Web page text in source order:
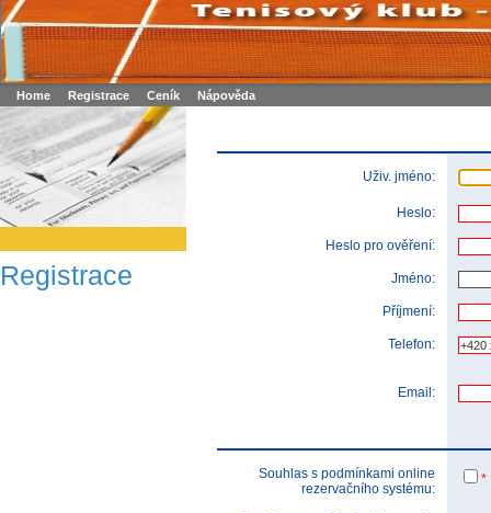
Booker online rezerva�n� syst�m Nower systems s.r.o - Online
Rezervujse - Port�l pro online rezervace sportu Sports booking system
Home Registrace Ceník Nápověda
Registrace
Uživ. jméno:
Heslo:
Heslo pro ověření:
Jméno:
Příjmení:
Telefon:
Email:
Souhlas s podmínkami online
rezervačního systému:
*